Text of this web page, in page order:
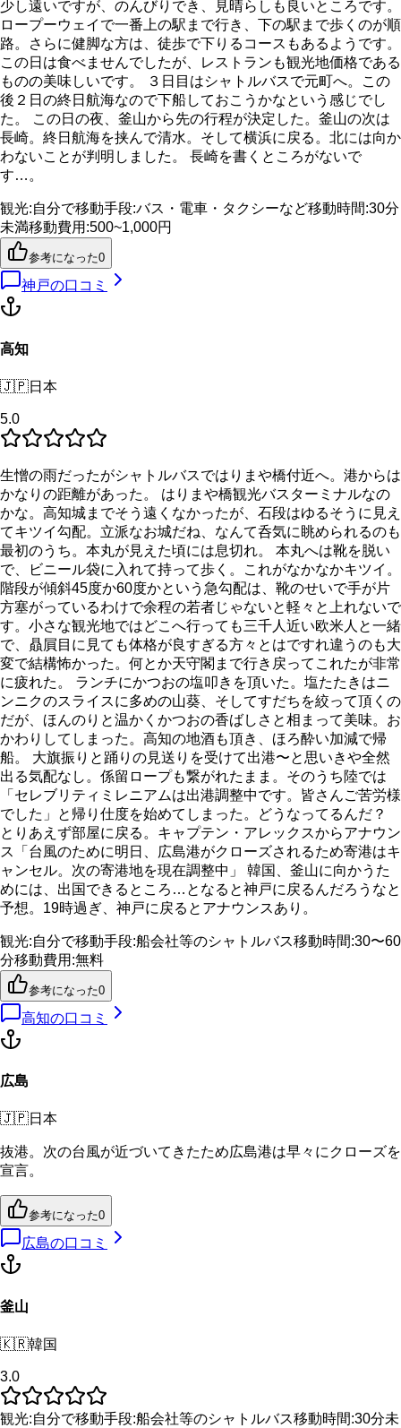
少し遠いですが、のんびりでき、見晴らしも良いところです。
ロープーウェイで一番上の駅まで行き、下の駅まで歩くのが順
路。さらに健脚な方は、徒歩で下りるコースもあるようです。
この日は食べませんでしたが、レストランも観光地価格である
ものの美味しいです。 ３日目はシャトルバスで元町へ。この
後２日の終日航海なので下船しておこうかなという感じでし
た。 この日の夜、釜山から先の行程が決定した。釜山の次は
長崎。終日航海を挟んで清水。そして横浜に戻る。北には向か
わないことが判明しました。 長崎を書くところがないで
す…。
観光:自分で移動手段:バス・電車・タクシーなど移動時間:30分
未満移動費用 :500~1,000円
参考になった0
神戸の口コミ
高知
🇯🇵日本
5.0
生憎の雨だったがシャトルバスではりまや橋付近へ。港からは
かなりの距離があった。 はりまや橋観光バスターミナルなの
かな。高知城までそう遠くなかったが、石段はゆるそうに見え
てキツイ勾配。立派なお城だね、なんて呑気に眺められるのも
最初のうち。本丸が見えた頃には息切れ。 本丸へは靴を脱い
で、ビニール袋に入れて持って歩く。これがなかなかキツイ。
階段が傾斜45度か60度かという急勾配は、靴のせいで手が片
方塞がっているわけで余程の若者じゃないと軽々と上れないで
す。小さな観光地ではどこへ行っても三千人近い欧米人と一緒
で、贔屓目に見ても体格が良すぎる方々とはですれ違うのも大
変で結構怖かった。何とか天守閣まで行き戻ってこれたが非常
に疲れた。 ランチにかつおの塩叩きを頂いた。塩たたきはニ
ンニクのスライスに多めの山葵、そしてすだちを絞って頂くの
だが、ほんのりと温かくかつおの香ばしさと相まって美味。お
かわりしてしまった。高知の地酒も頂き、ほろ酔い加減で帰
船。 大旗振りと踊りの見送りを受けて出港〜と思いきや全然
出る気配なし。係留ロープも繋がれたまま。そのうち陸では
「セレブリティミレニアムは出港調整中です。皆さんご苦労様
でした」と帰り仕度を始めてしまった。どうなってるんだ？
とりあえず部屋に戻る。キャプテン・アレックスからアナウン
ス「台風のために明日、広島港がクローズされるため寄港はキ
ャンセル。次の寄港地を現在調整中」 韓国、釜山に向かうた
めには、出国できるところ…となると神戸に戻るんだろうなと
予想。19時過ぎ、神戸に戻るとアナウンスあり。
観光:自分で移動手段:船会社等のシャトルバス移動時間:30〜60
分移動費用 :無料
参考になった0
高知の口コミ
広島
🇯🇵日本
抜港。次の台風が近づいてきたため広島港は早々にクローズを
宣言。
参考になった0
広島の口コミ
釜山
🇰🇷韓国
3.0
観光:自分で移動手段:船会社等のシャトルバス移動時間:30分未